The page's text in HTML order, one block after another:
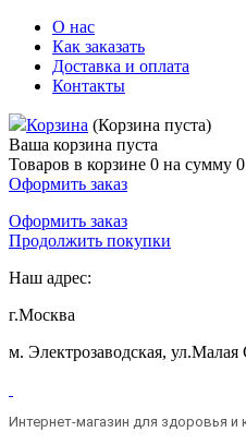
О нас
Как заказать
Доставка и оплата
Контакты
Корзина (Корзина пуста)
Ваша корзина пуста
Товаров в корзине 0 на сумму
Оформить заказ
Оформить заказ
Продолжить покупки
Наш адрес:
г.Москва
м. Электрозаводская, ул.Малая
Интернет-магазин для здоровья